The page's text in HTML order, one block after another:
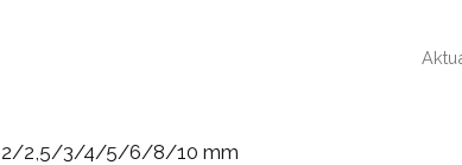
2/2,5/3/4/5/6/8/10 mm